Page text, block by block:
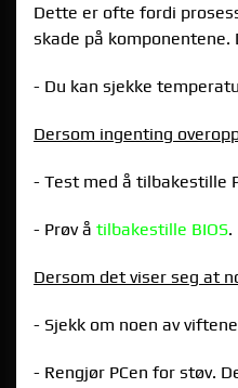
Dette er ofte fordi
skade på
- Du kan sjekke
Dersom ingenting
- Test med å tilbakestille
- Prøv å tilbakestille BIOS.
Dersom det viser seg at
- Sjekk om noen av
- Rengjør PCen for støv.